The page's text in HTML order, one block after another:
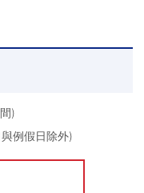
)
例假日除外)